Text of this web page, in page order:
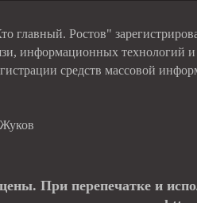
главный. Ростов"
информационных технологий
средств массовой
При перепечатке и